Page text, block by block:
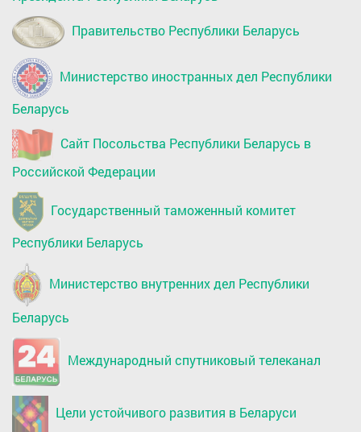
Правительство Республики Беларусь
Министерство иностранных дел Республики
Беларусь
Сайт Посольства Республики Беларусь в
Российской Федерации
Государственный таможенный комитет
Республики Беларусь
Министерство внутренних дел Республики
Беларусь
Международный спутниковый телеканал
Цели устойчивого развития в Беларуси